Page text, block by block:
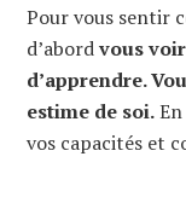
Pour vous sentir
d’abordvous
d’apprendre.
estime de soi.
vos capacités et